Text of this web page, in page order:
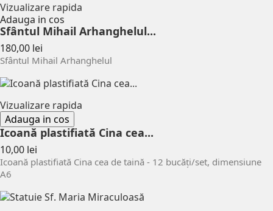
Vizualizare rapida
Adauga in cos
Sfântul Mihail Arhanghelul...
180,00 lei
Sfântul Mihail Arhanghelul
Vizualizare rapida
Adauga in cos
Icoană plastifiată Cina cea...
10,00 lei
Icoană plastifiată Cina cea de taină - 12 bucăți/set, dimensiune
A6